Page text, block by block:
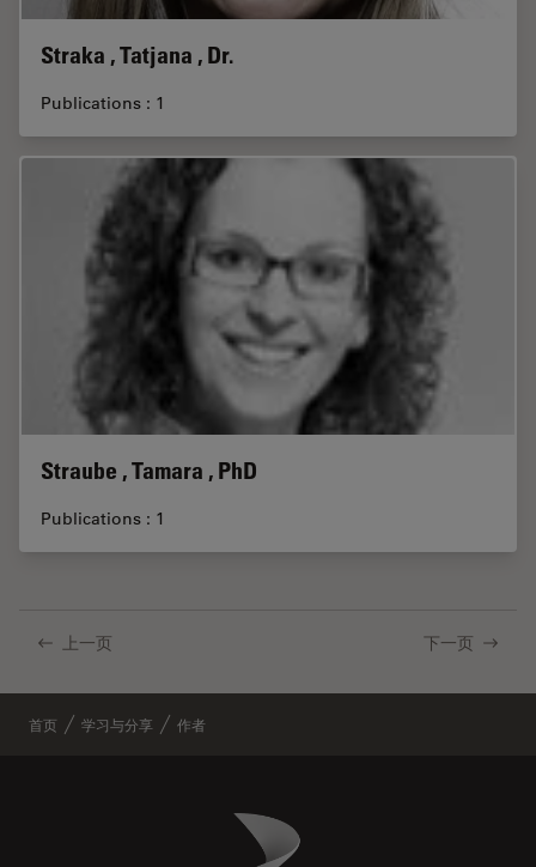
Straka , Tatjana , Dr.
Publications : 1
Straube , Tamara , PhD
Publications : 1
上一页 下一页
首页 学习与分享 作者
Danaher Logo